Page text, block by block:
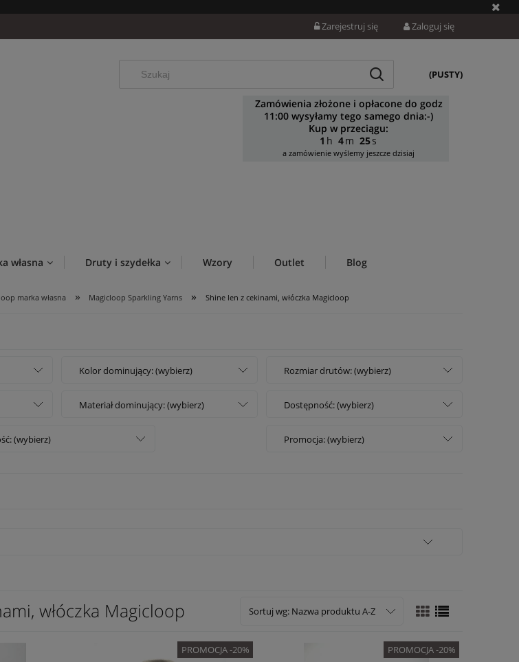
Zarejestruj się Zaloguj się
(PUSTY)
Zamówienia złożone i opłacone do godz
11:00 wysyłamy tego samego dnia:-)
Kup w przeciągu:
1
4 24
a zamówienie wyślemy jeszcze dzisiaj
własna Druty i szydełka Wzory Outlet Blog
marka własna » Magicloop Sparkling Yarns » Shine len z cekinami, włóczka Magicloop
Kolor dominujący: (wybierz) Rozmiar drutów: (wybierz)
Materiał dominujący: (wybierz) Dostępność: (wybierz)
(wybierz) Promocja: (wybierz)
włóczka Magicloop Sortuj wg: Nazwa produktu A-Z
PROMOCJA -20% PROMOCJA -20%